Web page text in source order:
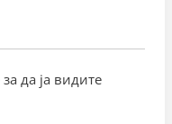
да ја видите